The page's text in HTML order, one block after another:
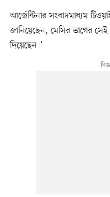
আর্জেন্টিনার সংবাদমাধ্যম
জানিয়েছেন, মেসির ভাগের সেই
দিয়েছেন।’